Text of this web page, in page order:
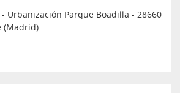
- Urbanización Parque Boadilla - 28660
(Madrid)